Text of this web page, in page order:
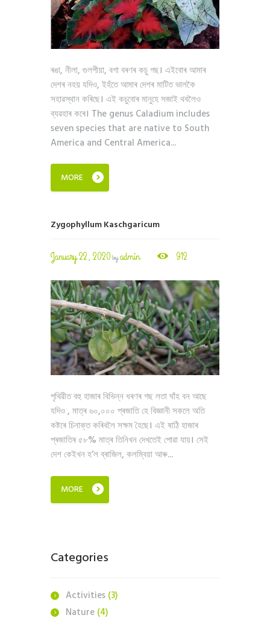
ৰঙা, নীলা, গুলপীয়া, বগা বৰণৰ কচু গছ। এইবোৰ আমাৰ
দেশৰ নহয় যদিও, ইহঁতে আমাৰ দেশৰ মাটিত ভালকৈ
সহাৱস্থান কৰিছে। এই কচুবোৰ মানুহে সজাই থবলৈও
ব্যৱহাৰ কৰে। The genus Caladium includes
seven species that are native to South
America and Central America...
MORE
Zygophyllum Kaschgaricum
January 22, 2020byadmin 912
পৃথিৱীত বহু হাজাৰ বিভিন্ন ধৰণৰ গছ লতা ঘাঁহ বন আছে
যদিও , মাত্ৰ ৬০,০০০ প্ৰজাতি হে বিজ্ঞানী সকলে অতি
কষ্টৰে চিনাক্ত কৰিবলৈ সক্ষম হৈছে। এই ষাঠি হাজাৰ
প্ৰজাতিৰ ৫৮% মাত্ৰ তিনিখন দেখতেই পোৱা যায়। সেই
দেশ কেইখন হ’ল ব্ৰাজিল, কলম্বিয়া আৰু...
MORE
Categories
Activities (3)
Nature (4)